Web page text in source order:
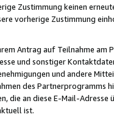
Zustimmung keinen
vorherige Zustimmung
Antrag auf Teilnahme
und sonstiger
und andere
des Partnerprogramms
die an diese E-Mail-
ist.